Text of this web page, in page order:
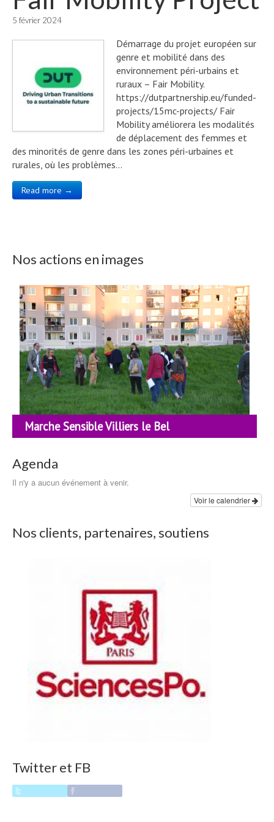
5 février 2024
Démarrage du projet européen sur
genre et mobilité dans des
environnement péri-urbains et
ruraux – Fair Mobility.
https://dutpartnership.eu/funded-
projects/15mc-projects/ Fair
Mobility améliorera les modalités
de déplacement des femmes et
des minorités de genre dans les zones péri-urbaines et
rurales, où les problèmes…
Read more →
Nos actions en images
Marche Sensible Villiers le Bel
Agenda
Il n'y a aucun événement à venir.
Voir le calendrier
Nos clients, partenaires, soutiens
Twitter et FB